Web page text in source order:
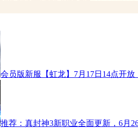
会员版新服【虹龙】7月17日14点开放
推荐：真封神3新职业全面更新，6月